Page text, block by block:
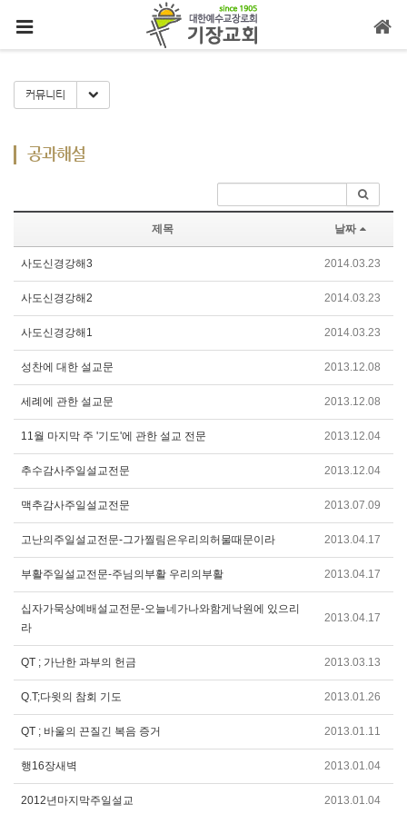
커뮤니티 Toggle Dropdown
공과해설
제목 날짜
사도신경강해3 2014.03.23
사도신경강해2 2014.03.23
사도신경강해1 2014.03.23
성찬에 대한 설교문 2013.12.08
세례에 관한 설교문 2013.12.08
11월 마지막 주 '기도'에 관한 설교 전문 2013.12.04
추수감사주일설교전문 2013.12.04
맥추감사주일설교전문 2013.07.09
고난의주일설교전문-그가찔림은우리의허물때문이라 2013.04.17
부활주일설교전문-주님의부활 우리의부활 2013.04.17
십자가묵상예배설교전문-오늘네가나와함게낙원에 있으리
라
2013.04.17
QT ; 가난한 과부의 헌금 2013.03.13
Q.T;다윗의 참회 기도 2013.01.26
QT ; 바울의 끈질긴 복음 증거 2013.01.11
행16장새벽 2013.01.04
2012년마지막주일설교 2013.01.04